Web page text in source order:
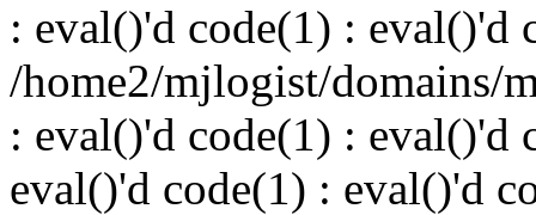
: eval()'d code(1) : eval()'d
/home2/mjlogist/domains/
: eval()'d code(1) : eval()'d
eval()'d code(1) : eval()'d